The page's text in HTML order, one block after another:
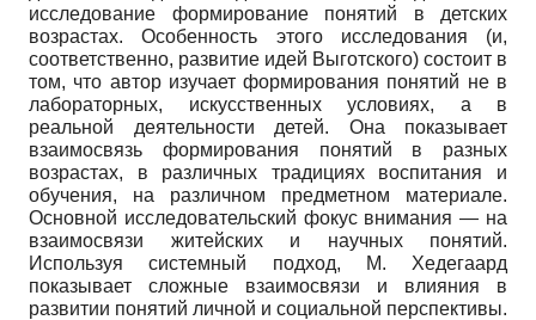
исследование формирование понятий в детских
возрастах. Особенность этого исследования (и,
соответственно, развитие идей Выготского) состоит в
том, что автор изучает формирования понятий не в
лабораторных, искусственных условиях, а в
реальной деятельности детей. Она показывает
взаимосвязь формирования понятий в разных
возрастах, в различных традициях воспитания и
обучения, на различном предметном материале.
Основной исследовательский фокус внимания — на
взаимосвязи житейских и научных понятий.
Используя системный подход, М. Хедегаард
показывает сложные взаимосвязи и влияния в
развитии понятий личной и социальной перспективы.